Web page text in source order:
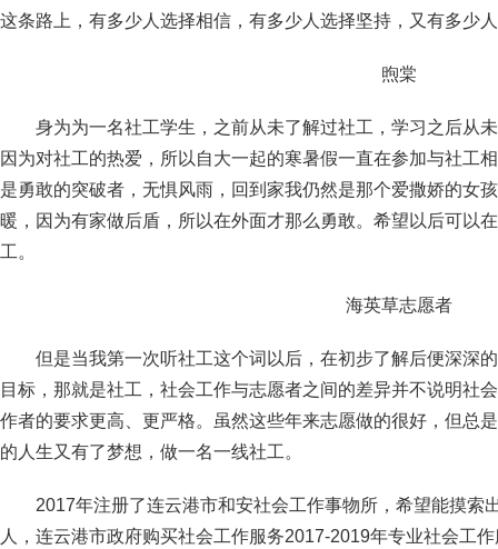
这条路上，有多少人选择相信，有多少人选择坚持，又有多少
煦棠
身为为一名社工学生，之前从未了解过社工，学习之后从
因为对社工的热爱，所以自大一起的寒暑假一直在参加与社工
是勇敢的突破者，无惧风雨，回到家我仍然是那个爱撒娇的女
暖，因为有家做后盾，所以在外面才那么勇敢。希望以后可以
工。
海英草志愿者
但是当我第一次听社工这个词以后，在初步了解后便深深
目标，那就是社工，社会工作与志愿者之间的差异并不说明社
作者的要求更高、更严格。虽然这些年来志愿做的很好，但总
的人生又有了梦想，做一名一线社工。
2017年注册了连云港市和安社会工作事物所，希望能摸索
人，连云港市政府购买社会工作服务2017-2019年专业社会工